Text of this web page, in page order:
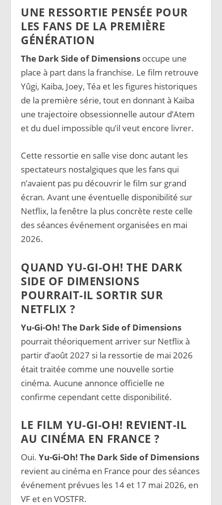
UNE RESSORTIE PENSÉE POUR
LES FANS DE LA PREMIÈRE
GÉNÉRATION
The Dark Side of Dimensions occupe une
place à part dans la franchise. Le film retrouve
Yûgi, Kaiba, Joey, Téa et les figures historiques
de la première série, tout en donnant à Kaiba
une trajectoire obsessionnelle autour d’Atem
et du duel impossible qu’il veut encore livrer.
Cette ressortie en salle vise donc autant les
spectateurs nostalgiques que les fans qui
n’avaient pas pu découvrir le film sur grand
écran. Avant une éventuelle disponibilité sur
Netflix, la fenêtre la plus concrète reste celle
des séances événement organisées en mai
2026.
QUAND YU-GI-OH! THE DARK
SIDE OF DIMENSIONS
POURRAIT-IL SORTIR SUR
NETFLIX ?
Yu-Gi-Oh! The Dark Side of Dimensions
pourrait théoriquement arriver sur Netflix à
partir d’août 2027 si la ressortie de mai 2026
était traitée comme une nouvelle sortie
cinéma. Aucune annonce officielle ne
confirme cependant cette disponibilité.
LE FILM YU-GI-OH! REVIENT-IL
AU CINÉMA EN FRANCE ?
Oui.Yu-Gi-Oh! The Dark Side of Dimensions
revient au cinéma en France pour des séances
événement prévues les 14 et 17 mai 2026, en
VF et en VOSTFR.